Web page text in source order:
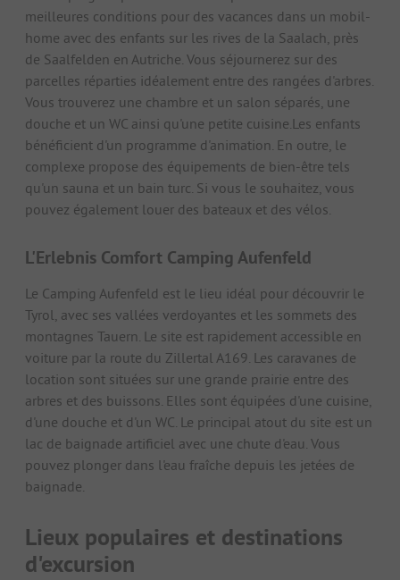
meilleures conditions pour des vacances dans un mobil-
home avec des enfants sur les rives de la Saalach, près
de Saalfelden en Autriche. Vous séjournerez sur des
parcelles réparties idéalement entre des rangées d'arbres.
Vous trouverez une chambre et un salon séparés, une
douche et un WC ainsi qu'une petite cuisine.Les enfants
bénéficient d'un programme d'animation. En outre, le
complexe propose des équipements de bien-être tels
qu'un sauna et un bain turc. Si vous le souhaitez, vous
pouvez également louer des bateaux et des vélos.
L'Erlebnis Comfort Camping Aufenfeld
Le Camping Aufenfeld est le lieu idéal pour découvrir le
Tyrol, avec ses vallées verdoyantes et les sommets des
montagnes Tauern. Le site est rapidement accessible en
voiture par la route du Zillertal A169. Les caravanes de
location sont situées sur une grande prairie entre des
arbres et des buissons. Elles sont équipées d'une cuisine,
d'une douche et d'un WC. Le principal atout du site est un
lac de baignade artificiel avec une chute d'eau. Vous
pouvez plonger dans l'eau fraîche depuis les jetées de
baignade.
Lieux populaires et destinations
d'excursion